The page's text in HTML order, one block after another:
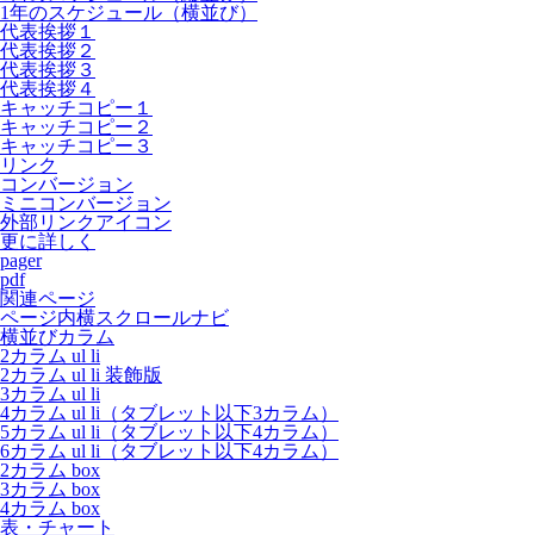
1年のスケジュール（横並び）
代表挨拶１
代表挨拶２
代表挨拶３
代表挨拶４
キャッチコピー１
キャッチコピー２
キャッチコピー３
リンク
コンバージョン
ミニコンバージョン
外部リンクアイコン
更に詳しく
pager
pdf
関連ページ
ページ内横スクロールナビ
横並びカラム
2カラム ul li
2カラム ul li 装飾版
3カラム ul li
4カラム ul li（タブレット以下3カラム）
5カラム ul li（タブレット以下4カラム）
6カラム ul li（タブレット以下4カラム）
2カラム box
3カラム box
4カラム box
表・チャート